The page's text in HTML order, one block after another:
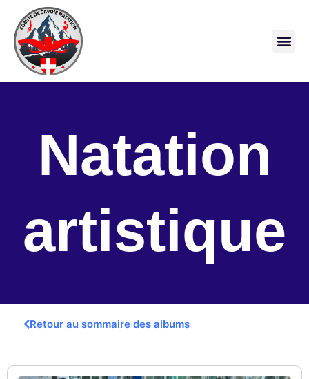
Natation
artistique
Retour au sommaire des albums